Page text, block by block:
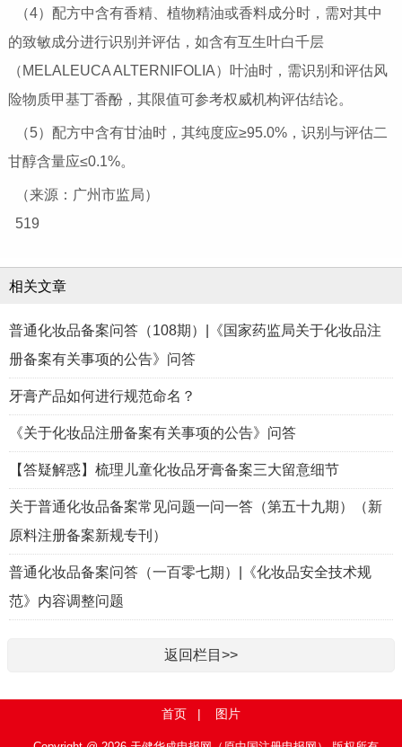
（4）配方中含有香精、植物精油或香料成分时，需对其中
的致敏成分进行识别并评估，如含有互生叶白千层
（MELALEUCA ALTERNIFOLIA）叶油时，需识别和评估风
险物质甲基丁香酚，其限值可参考权威机构评估结论。
（5）配方中含有甘油时，其纯度应≥95.0%，识别与评估二
甘醇含量应≤0.1%。
（来源：广州市监局）
519
相关文章
普通化妆品备案问答（108期）|《国家药监局关于化妆品注
册备案有关事项的公告》问答
牙膏产品如何进行规范命名？
《关于化妆品注册备案有关事项的公告》问答
【答疑解惑】梳理儿童化妆品牙膏备案三大留意细节
关于普通化妆品备案常见问题一问一答（第五十九期）（新
原料注册备案新规专刊）
普通化妆品备案问答（一百零七期）|《化妆品安全技术规
范》内容调整问题
返回栏目>>
首页 | 图片